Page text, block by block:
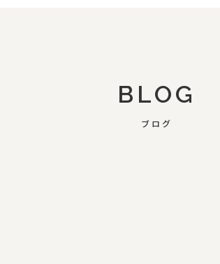
BLOG
ブログ